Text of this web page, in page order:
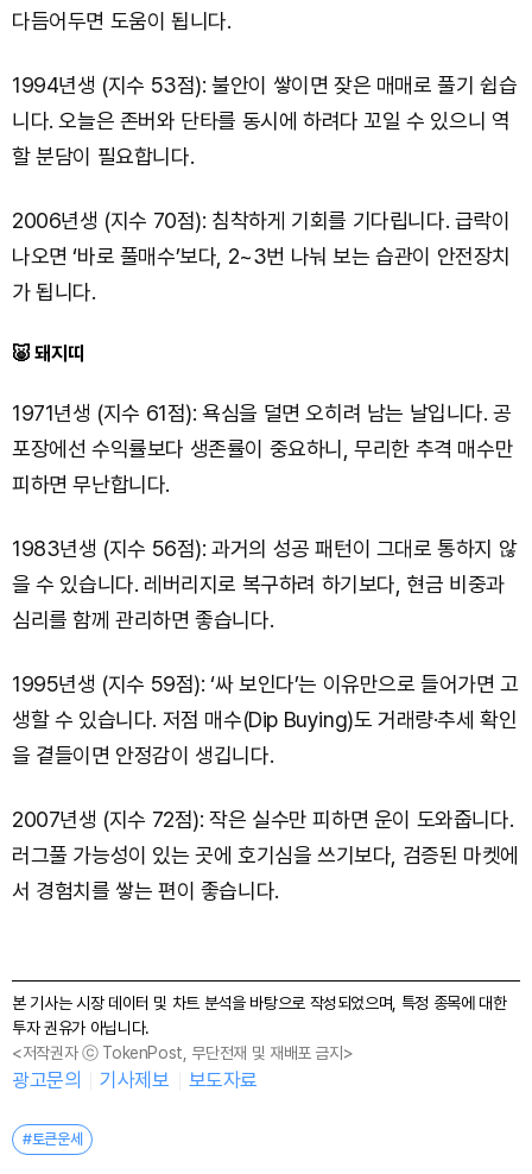
다듬어두면 도움이 됩니다.
1994년생 (지수 53점): 불안이 쌓이면 잦은 매매로 풀기 쉽습
니다. 오늘은 존버와 단타를 동시에 하려다 꼬일 수 있으니 역
할 분담이 필요합니다.
2006년생 (지수 70점): 침착하게 기회를 기다립니다. 급락이
나오면 ‘바로 풀매수’보다, 2~3번 나눠 보는 습관이 안전장치
가 됩니다.
🐷 돼지띠
1971년생 (지수 61점): 욕심을 덜면 오히려 남는 날입니다. 공
포장에선 수익률보다 생존률이 중요하니, 무리한 추격 매수만
피하면 무난합니다.
1983년생 (지수 56점): 과거의 성공 패턴이 그대로 통하지 않
을 수 있습니다. 레버리지로 복구하려 하기보다, 현금 비중과
심리를 함께 관리하면 좋습니다.
1995년생 (지수 59점): ‘싸 보인다’는 이유만으로 들어가면 고
생할 수 있습니다. 저점 매수(Dip Buying)도 거래량·추세 확인
을 곁들이면 안정감이 생깁니다.
2007년생 (지수 72점): 작은 실수만 피하면 운이 도와줍니다.
러그풀 가능성이 있는 곳에 호기심을 쓰기보다, 검증된 마켓에
서 경험치를 쌓는 편이 좋습니다.
본 기사는 시장 데이터 및 차트 분석을 바탕으로 작성되었으며, 특정 종목에 대한
투자 권유가 아닙니다.
<저작권자 ⓒ TokenPost, 무단전재 및 재배포 금지>
광고문의 기사제보 보도자료
#토큰운세